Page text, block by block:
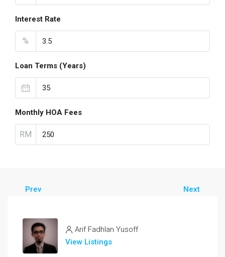
Interest Rate
%
Loan Terms (Years)
Monthly HOA Fees
RM
Prev Next
Arif Fadhlan Yusoff
View Listings